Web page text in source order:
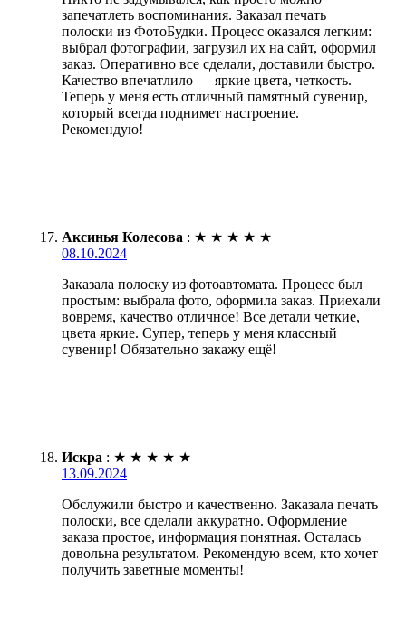
запечатлеть воспоминания. Заказал печать
полоски из ФотоБудки. Процесс оказался легким:
выбрал фотографии, загрузил их на сайт, оформил
заказ. Оперативно все сделали, доставили быстро.
Качество впечатлило — яркие цвета, четкость.
Теперь у меня есть отличный памятный сувенир,
который всегда поднимет настроение.
Рекомендую!
Аксинья Колесова : ★ ★ ★ ★ ★
08.10.2024
Заказала полоску из фотоавтомата. Процесс был
простым: выбрала фото, оформила заказ. Приехали
вовремя, качество отличное! Все детали четкие,
цвета яркие. Супер, теперь у меня классный
сувенир! Обязательно закажу ещё!
Искра : ★ ★ ★ ★ ★
13.09.2024
Обслужили быстро и качественно. Заказала печать
полоски, все сделали аккуратно. Оформление
заказа простое, информация понятная. Осталась
довольна результатом. Рекомендую всем, кто хочет
получить заветные моменты!